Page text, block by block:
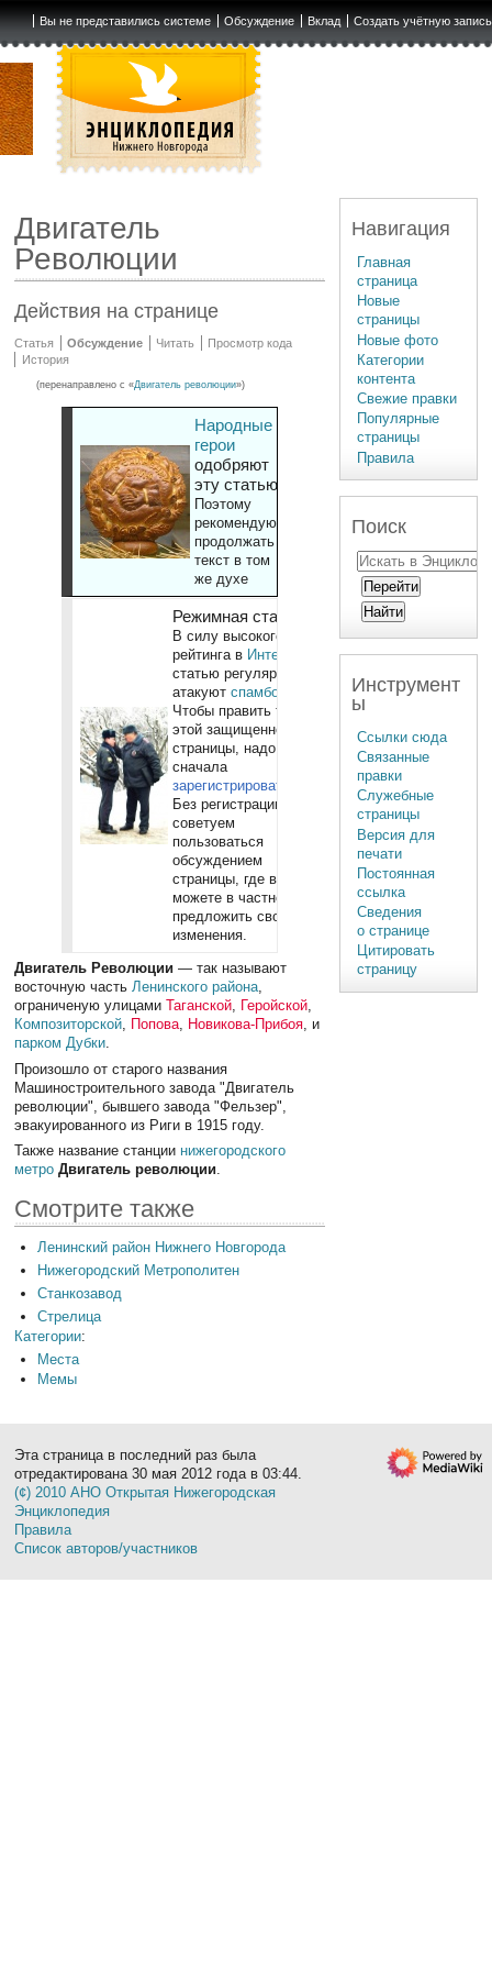
Вы не представились системе Обсуждение Вклад Создать учётную запись
Двигатель
Революции
Действия на странице
Статья Обсуждение Читать
Просмотр кода
История
(перенаправлено с «Двигатель революции»)
Народные
герои
одобряют
эту статью
Поэтому
рекомендуют
продолжать
текст в том
же духе
Режимная статья
В силу высокого
рейтинга в Интернете
статью регулярно
атакуют спамботы
Чтобы править текст
этой защищенной
страницы, надо
сначала
зарегистрироваться
Без регистрации
советуем
пользоваться
обсуждением
страницы, где вы
можете в частности
предложить свои
изменения.
Двигатель Революции — так называют
восточную частьЛенинского района,
ограниченую улицамиТаганской, Геройской,
Композиторской, Попова, Новикова-Прибоя, и
парком Дубки.
Произошло от старого названия
Машиностроительного завода "Двигатель
революции", бывшего завода "Фельзер",
эвакуированного из Риги в 1915 году.
Также название станции нижегородского
метро Двигатель революции.
Смотрите также
Ленинский район Нижнего Новгорода
Нижегородский Метрополитен
Станкозавод
Стрелица
Категории:
Места
Мемы
Навигация
Главная
страница
Новые
страницы
Новые фото
Категории
контента
Свежие правки
Популярные
страницы
Правила
Поиск
Инструмент
ы
Ссылки сюда
Связанные
правки
Служебные
страницы
Версия для
печати
Постоянная
ссылка
Сведения
о странице
Цитировать
страницу
Эта страница в последний раз была
отредактирована 30 мая 2012 года в 03:44.
(¢) 2010 АНО Открытая Нижегородская
Энциклопедия
Правила
Список авторов/участников